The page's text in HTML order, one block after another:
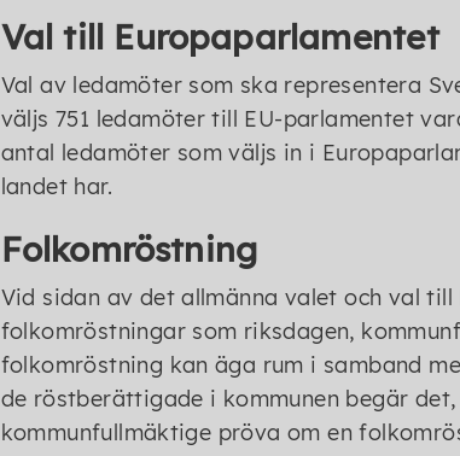
Val till Europaparlamentet
Val av ledamöter som ska representera
väljs 751 ledamöter till EU-parlamentet
antal ledamöter som väljs in i
landet har.
Folkomröstning
Vid sidan av det allmänna valet och val
folkomröstningar som riksdagen,
folkomröstning kan äga rum i samband
de röstberättigade i kommunen begär
kommunfullmäktige pröva om en